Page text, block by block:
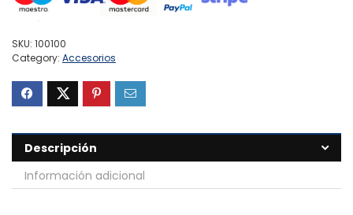
SKU: 100100
Category: Accesorios
Descripción
Información adicional